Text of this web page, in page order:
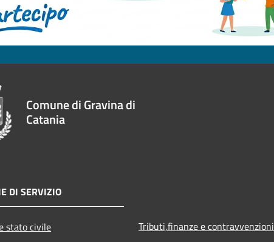
Comune di Gravina di
Catania
DI SERVIZIO
stato civile
Tributi,finanze e contravvenzioni